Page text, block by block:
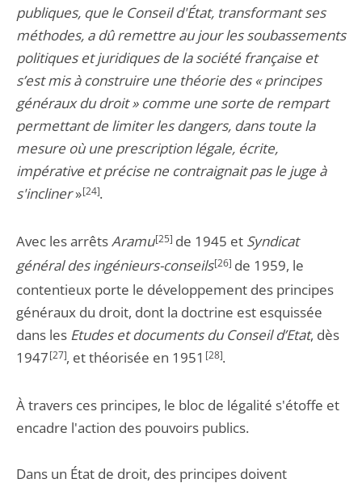
publiques, que le Conseil d'État, transformant ses
méthodes, a dû remettre au jour les soubassements
politiques et juridiques de la société française et
s’est mis à construire une théorie des « principes
généraux du droit » comme une sorte de rempart
permettant de limiter les dangers, dans toute la
mesure où une prescription légale, écrite,
impérative et précise ne contraignait pas le juge à
s'incliner»[24].
Avec les arrêtsAramu[25] de 1945 et Syndicat
général des ingénieurs-conseils[26] de 1959, le
contentieux porte le développement des principes
généraux du droit, dont la doctrine est esquissée
dans les Etudes et documents du Conseil d’Etat, dès
1947[27], et théorisée en 1951 [28].
À travers ces principes, le bloc de légalité s'étoffe et
encadre l'action des pouvoirs publics.
Dans un État de droit, des principes doivent